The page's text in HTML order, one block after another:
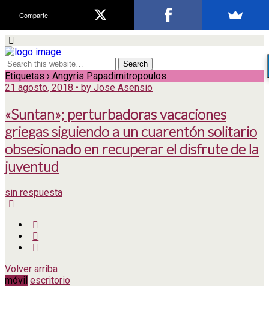
Etiquetas › Angyris Papadimitropoulos
21 agosto, 2018 • by Jose Asensio
«Suntan»; perturbadoras vacaciones
griegas siguiendo a un cuarentón solitario
obsesionado en recuperar el disfrute de la
juventud
sin respuesta
Volver arriba
móvil escritorio
Comparte